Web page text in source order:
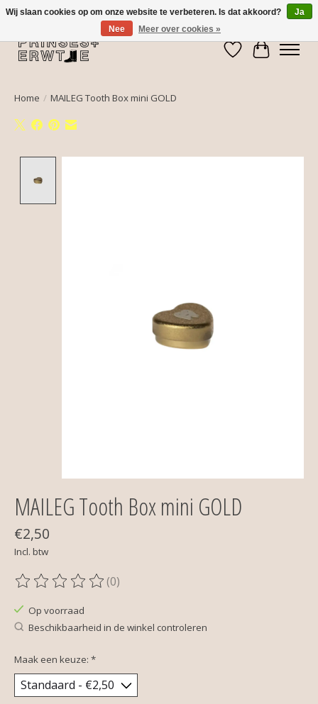
Verlanglijst
Home / MAILEG Tooth Box mini GOLD
MAILEG Tooth Box mini GOLD
€2,50
Incl. btw
De beoordeling van dit product is
(0)
Op voorraad
Beschikbaarheid in de winkel controleren
Maak een keuze: *
Wij slaan cookies op om onze website te verbeteren. Is dat akkoord?
Ja
Nee
Meer over cookies »